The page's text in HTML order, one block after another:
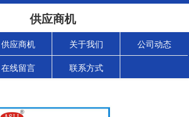
供应商机
供应商机 关于我们 公司动态
在线留言 联系方式